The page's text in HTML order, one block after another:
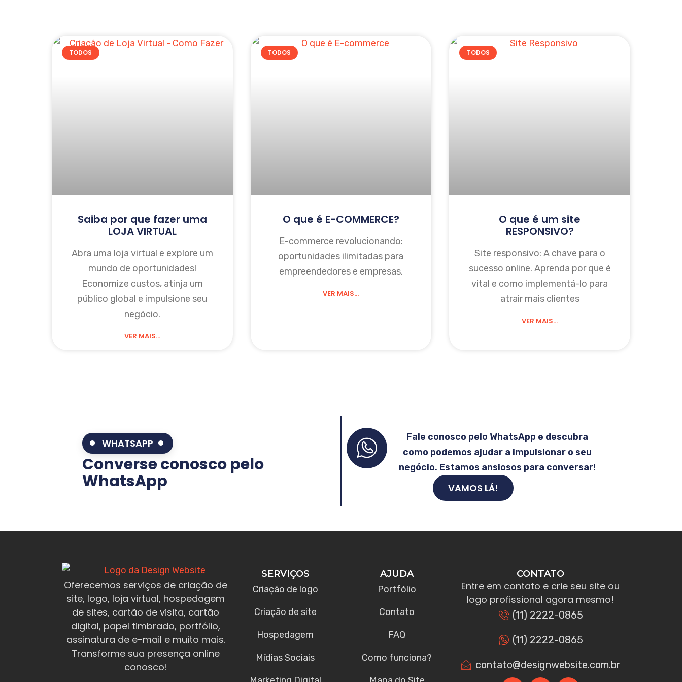
TODOS
Saiba por que fazer uma
LOJA VIRTUAL
Abra uma loja virtual e explore um
mundo de oportunidades!
Economize custos, atinja um
público global e impulsione seu
negócio.
VER MAIS...
TODOS
O que é E-COMMERCE?
E-commerce revolucionando:
oportunidades ilimitadas para
empreendedores e empresas.
VER MAIS...
TODOS
O que é um site
RESPONSIVO?
Site responsivo: A chave para o
sucesso online. Aprenda por que é
vital e como implementá-lo para
atrair mais clientes
VER MAIS...
WHATSAPP
Converse conosco pelo
WhatsApp
Fale conosco pelo WhatsApp e descubra
como podemos ajudar a impulsionar o seu
negócio. Estamos ansiosos para conversar!
VAMOS LÁ!
Oferecemos serviços de criação de
site, logo, loja virtual, hospedagem
de sites, cartão de visita, cartão
digital, papel timbrado, portfólio,
assinatura de e-mail e muito mais.
Transforme sua presença online
conosco!
SERVIÇOS
Criação de logo
Criação de site
Hospedagem
Mídias Sociais
AJUDA
Portfólio
Contato
FAQ
Como funciona?
CONTATO
Entre em contato e crie seu site ou
logo profissional agora mesmo!
(11) 2222-0865
(11) 2222-0865
contato@designwebsite.com.br